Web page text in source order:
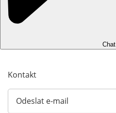
Chat
Kontakt
Odeslat e-mail
Otevírá e-mailového klienta